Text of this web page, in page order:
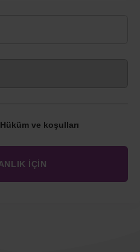
Hüküm ve koşulları